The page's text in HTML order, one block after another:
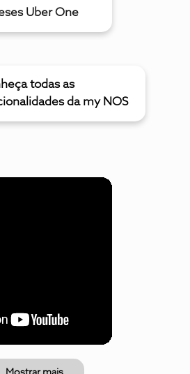
Uber One
todas as
da my NOS